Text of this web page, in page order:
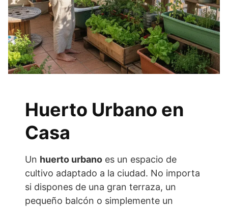
Huerto Urbano en
Casa
Un huerto urbano es un espacio de
cultivo adaptado a la ciudad. No importa
si dispones de una gran terraza, un
pequeño balcón o simplemente un